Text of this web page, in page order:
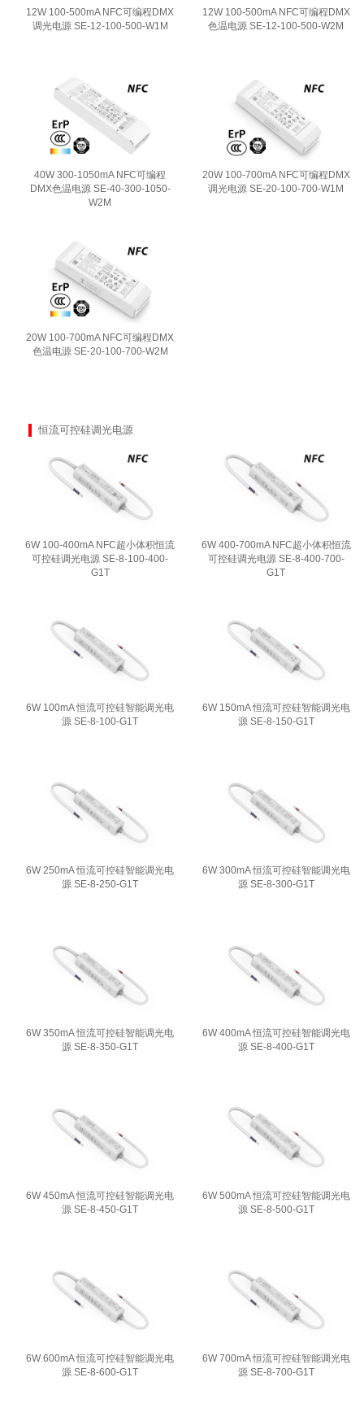
12W 100-500mA NFC可编程DMX
调光电源 SE-12-100-500-W1M
12W 100-500mA NFC可编程DMX
色温电源 SE-12-100-500-W2M
40W 300-1050mA NFC可编程
DMX色温电源 SE-40-300-1050-
W2M
20W 100-700mA NFC可编程DMX
调光电源 SE-20-100-700-W1M
20W 100-700mA NFC可编程DMX
色温电源 SE-20-100-700-W2M
恒流可控硅调光电源
6W 100-400mA NFC超小体积恒流
可控硅调光电源 SE-8-100-400-
G1T
6W 400-700mA NFC超小体积恒流
可控硅调光电源 SE-8-400-700-
G1T
6W 100mA 恒流可控硅智能调光电
源 SE-8-100-G1T
6W 150mA 恒流可控硅智能调光电
源 SE-8-150-G1T
6W 250mA 恒流可控硅智能调光电
源 SE-8-250-G1T
6W 300mA 恒流可控硅智能调光电
源 SE-8-300-G1T
6W 350mA 恒流可控硅智能调光电
源 SE-8-350-G1T
6W 400mA 恒流可控硅智能调光电
源 SE-8-400-G1T
6W 450mA 恒流可控硅智能调光电
源 SE-8-450-G1T
6W 500mA 恒流可控硅智能调光电
源 SE-8-500-G1T
6W 600mA 恒流可控硅智能调光电
源 SE-8-600-G1T
6W 700mA 恒流可控硅智能调光电
源 SE-8-700-G1T